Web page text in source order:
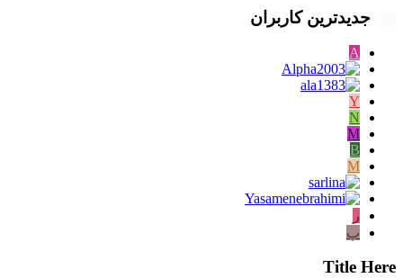
جدیدترین کاربران
A
Y
N
M
B
M
ر
پ
Title Here